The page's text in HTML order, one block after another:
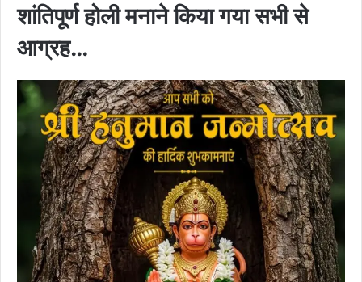
शांतिपूर्ण होली मनाने किया गया सभी से
आग्रह…